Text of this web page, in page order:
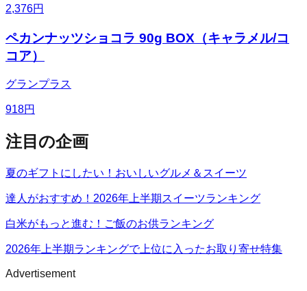
2,376円
ペカンナッツショコラ 90g BOX（キャラメル/コ
コア）
グランプラス
918円
注目の企画
夏のギフトにしたい！おいしいグルメ＆スイーツ
達人がおすすめ！2026年上半期スイーツランキング
白米がもっと進む！ご飯のお供ランキング
2026年上半期ランキングで上位に入ったお取り寄せ特集
Advertisement